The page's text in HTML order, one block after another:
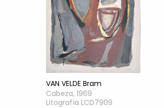
VAN VELDE Bram
Cabeza, 1969
Litografía LCD7909